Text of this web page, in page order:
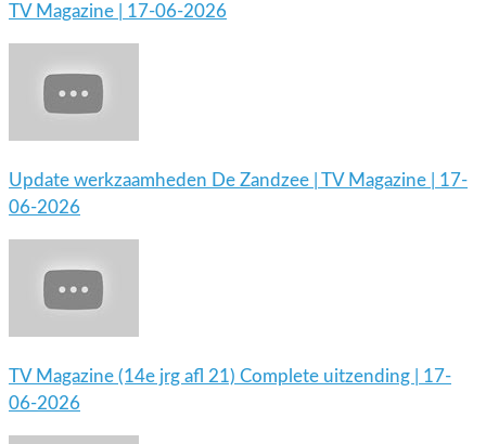
TV Magazine | 17-06-2026
Update werkzaamheden De Zandzee | TV Magazine | 17-
06-2026
TV Magazine (14e jrg afl 21) Complete uitzending | 17-
06-2026